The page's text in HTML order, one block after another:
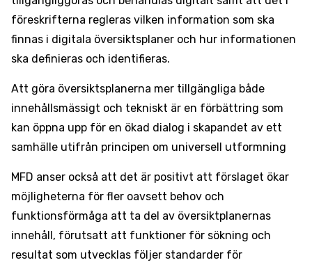
föreskrifterna regleras vilken information som ska
finnas i digitala översiktsplaner och hur informationen
ska definieras och identifieras.
Att göra översiktsplanerna mer tillgängliga både
innehållsmässigt och tekniskt är en förbättring som
kan öppna upp för en ökad dialog i skapandet av ett
samhälle utifrån principen om universell utformning
MFD anser också att det är positivt att förslaget ökar
möjligheterna för fler oavsett behov och
funktionsförmåga att ta del av översiktplanernas
innehåll, förutsatt att funktioner för sökning och
resultat som utvecklas följer standarder för